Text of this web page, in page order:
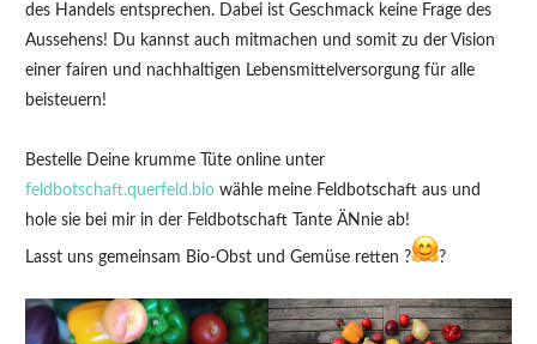
des Handels entsprechen. Dabei ist Geschmack keine Frage des
Aussehens! Du kannst auch mitmachen und somit zu der Vision
einer fairen und nachhaltigen Lebensmittelversorgung für alle
beisteuern!
Bestelle Deine krumme Tüte online unter
feldbotschaft.querfeld.biowähle meine Feldbotschaft aus und
hole sie bei mir in der Feldbotschaft Tante ÄNnie ab!
Lasst uns gemeinsam Bio-Obst und Gemüse retten ? ?